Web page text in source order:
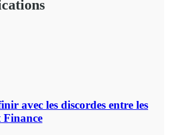
avec les discordes entre les
Finance